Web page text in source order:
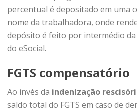
percentual é depositado em uma
nome da trabalhadora, onde
depósito é feito por intermédio da
do eSocial.
FGTS compensatório
Ao invés da indenização
saldo total do FGTS em caso de